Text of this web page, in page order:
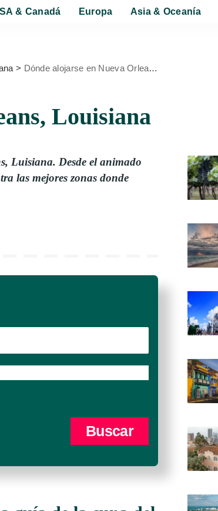
& Canadá Europa Asia & Oceanía
> Dónde alojarse en Nueva Orleans, Louisiana
Louisiana
Luisiana. Desde el animado
las mejores zonas donde